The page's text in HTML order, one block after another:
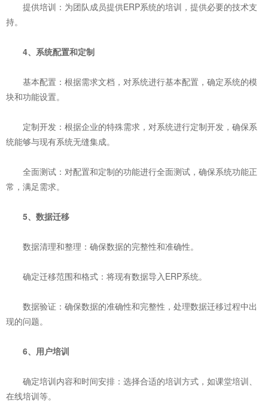
‌提供培训‌：为团队成员提供ERP系统的培训，提供必要的技术支
持。
‌4、系统配置和定制‌
‌基本配置‌：根据需求文档，对系统进行基本配置，确定系统的模
块和功能设置。
‌定制开发‌：根据企业的特殊需求，对系统进行定制开发，确保系
统能够与现有系统无缝集成。
‌全面测试‌：对配置和定制的功能进行全面测试，确保系统功能正
常，满足需求。
5、‌数据迁移‌
‌数据清理和整理‌：确保数据的完整性和准确性。
‌确定迁移范围和格式‌：将现有数据导入ERP系统。
‌数据验证‌：确保数据的准确性和完整性，处理数据迁移过程中出
现的问题。
6、‌用户培训‌
‌确定培训内容和时间安排‌：选择合适的培训方式，如课堂培训、
在线培训等。